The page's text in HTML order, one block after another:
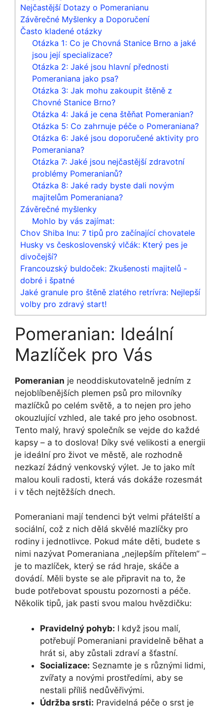
Nejčastější Dotazy o Pomeranianu
Závěrečné Myšlenky a Doporučení
Často kladené otázky
Otázka 1: Co je Chovná Stanice Brno a jaké
jsou její specializace?
Otázka 2: Jaké jsou hlavní přednosti
Pomeraniana jako psa?
Otázka 3: Jak mohu zakoupit štěně z
Chovné Stanice Brno?
Otázka 4: Jaká je cena štěňat Pomeranian?
Otázka 5: Co zahrnuje péče o Pomeraniana?
Otázka 6: Jaké jsou doporučené aktivity pro
Pomeraniana?
Otázka 7: Jaké jsou nejčastější zdravotní
problémy Pomeranianů?
Otázka 8: Jaké rady byste dali novým
majitelům Pomeraniana?
Závěrečné myšlenky
Mohlo by vás zajímat:
Chov Shiba Inu: 7 tipů pro začínající chovatele
Husky vs československý vlčák: Který pes je
divočejší?
Francouzský buldoček: Zkušenosti majitelů -
dobré i špatné
Jaké granule pro štěně zlatého retrívra: Nejlepší
volby pro zdravý start!
Pomeranian: Ideální
Mazlíček pro Vás
Pomeranian je neoddiskutovatelně jedním z
nejoblíbenějších plemen psů pro milovníky
mazlíčků po celém světě, a to nejen pro jeho
okouzlující vzhled, ale také pro jeho osobnost.
Tento malý, hravý společník se vejde do každé
kapsy – a to doslova! Díky své velikosti a energii
je ideální pro život ve městě, ale rozhodně
nezkazí žádný venkovský výlet. Je to jako mít
malou kouli radosti, která vás dokáže rozesmát
i v těch nejtěžších dnech.
Pomeraniani mají tendenci být velmi přátelští a
sociální, což z nich dělá skvělé mazlíčky pro
rodiny i jednotlivce. Pokud máte děti, budete s
nimi nazývat Pomeraniana „nejlepším přítelem“ –
je to mazlíček, který se rád hraje, skáče a
dovádí. Měli byste se ale připravit na to, že
bude potřebovat spoustu pozornosti a péče.
Několik tipů, jak pasti svou malou hvězdičku:
Pravidelný pohyb: I když jsou malí,
potřebují Pomeraniani pravidelně běhat a
hrát si, aby zůstali zdraví a šťastní.
Socializace: Seznamte je s různými lidmi,
zvířaty a novými prostředími, aby se
nestali příliš nedůvěřivými.
Údržba srsti: Pravidelná péče o srst je